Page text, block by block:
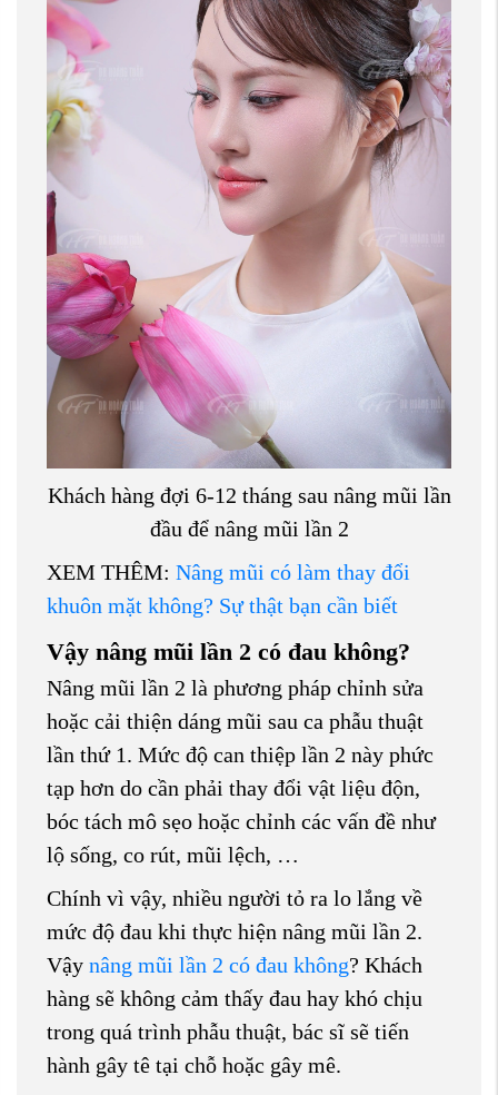
Khách hàng đợi 6-12 tháng sau nâng mũi lần
đầu để nâng mũi lần 2
XEM THÊM: Nâng mũi có làm thay đổi
khuôn mặt không? Sự thật bạn cần biết
Vậy nâng mũi lần 2 có đau không?
Nâng mũi lần 2 là phương pháp chỉnh sửa
hoặc cải thiện dáng mũi sau ca phẫu thuật
lần thứ 1. Mức độ can thiệp lần 2 này phức
tạp hơn do cần phải thay đổi vật liệu độn,
bóc tách mô sẹo hoặc chỉnh các vấn đề như
lộ sống, co rút, mũi lệch, …
Chính vì vậy, nhiều người tỏ ra lo lắng về
mức độ đau khi thực hiện nâng mũi lần 2.
Vậy nâng mũi lần 2 có đau không? Khách
hàng sẽ không cảm thấy đau hay khó chịu
trong quá trình phẫu thuật, bác sĩ sẽ tiến
hành gây tê tại chỗ hoặc gây mê.